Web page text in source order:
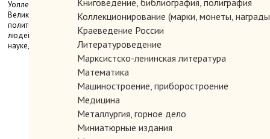
Книговедение, библиография, полиграфия
Коллекционирование (марки, монеты,
Краеведение России
Литературоведение
Марксистско-ленинская литература
Математика
Машиностроение, приборостроение
Медицина
Металлургия, горное дело
Миниатюрные издания
Уоллер подробно и разносторонне описывается столица
Великобритании город Лондон на рубеже XVII и XVIII веков: его
политическая, экономическая и культурная жизнь, быт, традиции, нравы
людей разных сословий, отношение общества к личности, семье, труду,
науке, религии, инакомыслящим и т. д.